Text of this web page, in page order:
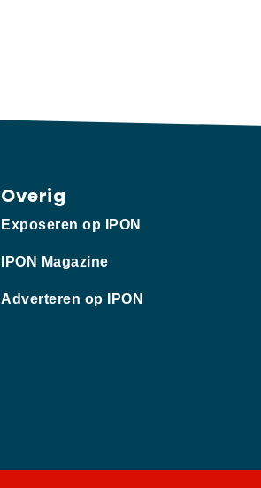
Overig
Exposeren op IPON
IPON Magazine
Adverteren op IPON